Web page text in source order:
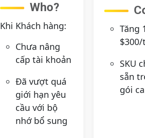
Who?
Khi Khách hàng:
Chưa nâng
cấp tài khoản
Đã vượt quá
giới hạn yêu
cầu với bộ
nhớ bổ sung
Tăng
SKU
sẵn
gói